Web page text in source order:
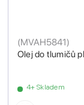
Olej do tlumičů
(MVAH5841)
4+ Skladem